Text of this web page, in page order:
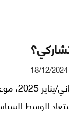
18/12/2024
مع تحديد تاريخ
الوسط